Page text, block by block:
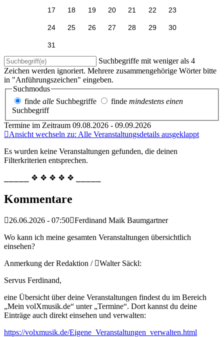
17 18 19 20 21 22 23
24 25 26 27 28 29 30
31
Suchbegriffe mit weniger als 4
Zeichen werden ignoriert. Mehrere zusammengehörige Wörter bitte
in "Anführungszeichen" eingeben.
Suchmodus
finde alle Suchbegriffe finde mindestens einen
Suchbegriff
Termine im Zeitraum 09.08.2026 - 09.09.2026
Ansicht wechseln zu: Alle Veranstaltungsdetails ausgeklappt
Es wurden keine Veranstaltungen gefunden, die deinen
Filterkriterien entsprechen.
⎯⎯⎯⎯⎯ ❖ ❖ ❖ ❖ ❖ ⎯⎯⎯⎯⎯
Kommentare
26.06.2026 - 07:50 Ferdinand Maik Baumgartner
Wo kann ich meine gesamten Veranstaltungen übersichtlich
einsehen?
Anmerkung der Redaktion /
Walter Säckl:
Servus Ferdinand,
eine Übersicht über deine Veranstaltungen findest du im Bereich
„Mein volXmusik.de“ unter „Termine“. Dort kannst du deine
Einträge auch direkt einsehen und verwalten:
https://volxmusik.de/Eigene_Veranstaltungen_verwalten.html